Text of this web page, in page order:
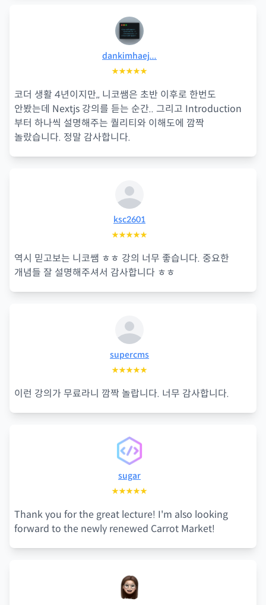
dankimhaej...
★★★★★
코더 생활 4년이지만,, 니코쌤은 초반 이후로 한번도
안봤는데 Nextjs 강의를 듣는 순간.. 그리고 Introduction
부터 하나씩 설명해주는 퀄리티와 이해도에 깜짝
놀랐습니다. 정말 감사합니다.
ksc2601
★★★★★
역시 믿고보는 니코쌤 ㅎㅎ 강의 너무 좋습니다. 중요한
개념들 잘 설명해주셔서 감사합니다 ㅎㅎ
supercms
★★★★★
이런 강의가 무료라니 깜짝 놀랍니다. 너무 감사합니다.
sugar
★★★★★
Thank you for the great lecture! I'm also looking
forward to the newly renewed Carrot Market!